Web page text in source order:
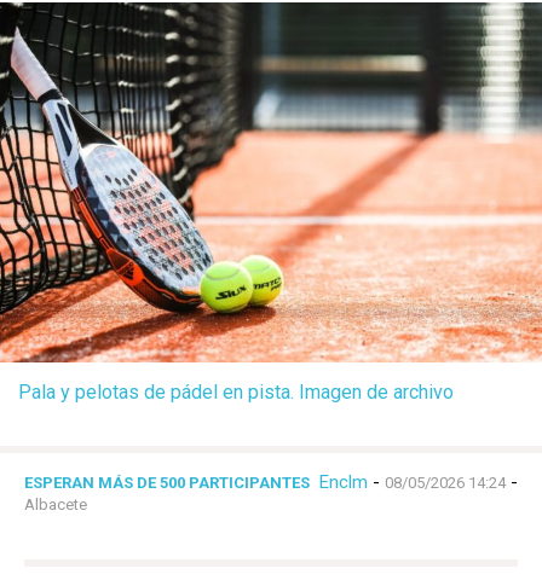
Pala y pelotas de pádel en pista. Imagen de archivo
ESPERAN MÁS DE 500 PARTICIPANTES Enclm - 08/05/2026 14:24-
Albacete